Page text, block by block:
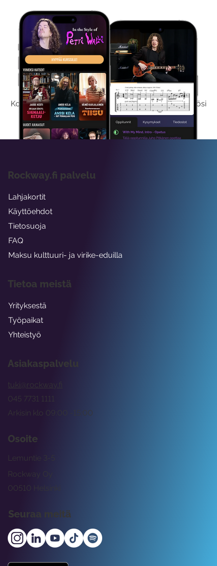
Kokeile Ilmaiseksi
Kokeilemalla ilmaiseksi saat koko sisältömme käyttöösi
viikon ajaksi.
Asiakaspalvelu
tuki@rockway.fi
Arkisin klo 09:00 -15:00
045 7731 1111
Osoite
Rockway Oy
Lemuntie 3-5
00510 Helsinki
Seuraa meitä
Rockway.fi palvelu
Lahjakortit
Käyttöehdot
Tietosuoja
FAQ
Maksu kulttuuri- ja virike-eduilla
Tietoa meistä
Yrityksestä
Työpaikat
Yhteistyö